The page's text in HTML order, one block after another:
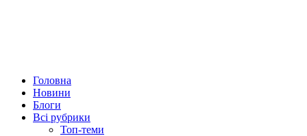
Головна
Новини
Блоги
Всі рубрики
Топ-теми